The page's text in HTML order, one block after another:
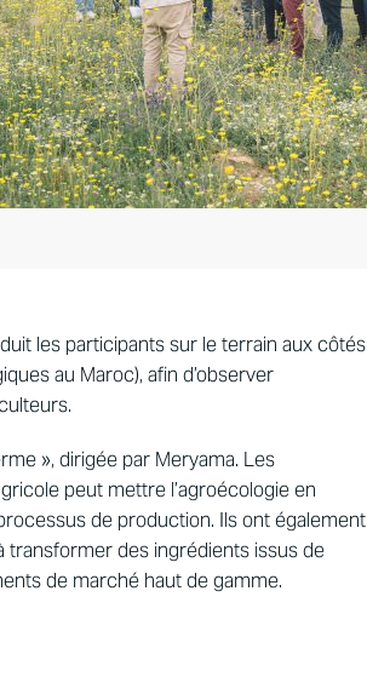
les participants sur le terrain aux côtés
au Maroc), afin d’observer
», dirigée par Meryama. Les
peut mettre l’agroécologie en
de production. Ils ont également
transformer des ingrédients issus de
de marché haut de gamme.